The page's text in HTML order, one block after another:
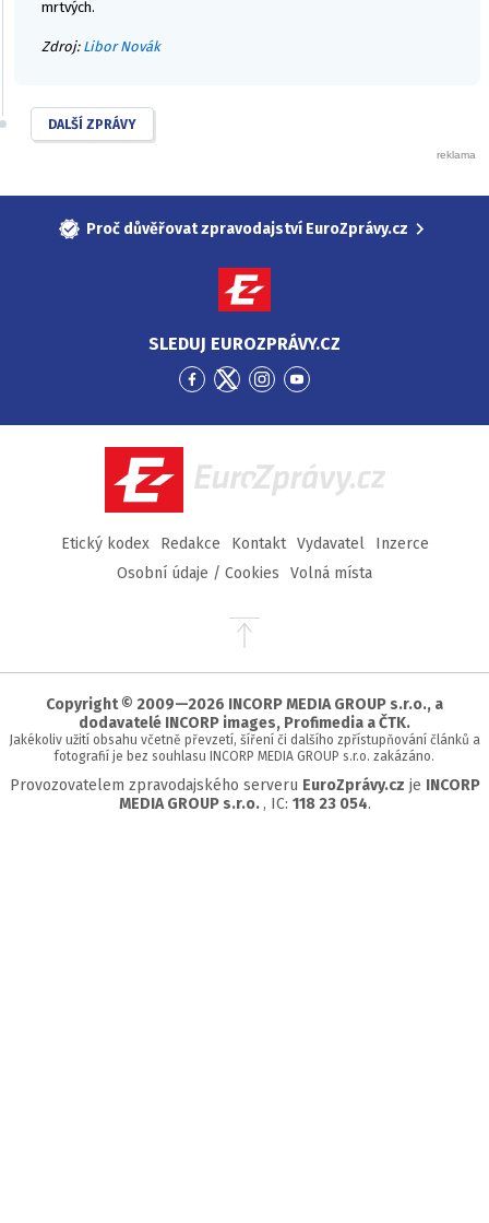
mrtvých.
Zdroj: Libor Novák
DALŠÍ ZPRÁVY
Proč důvěřovat zpravodajství EuroZprávy.cz
SLEDUJ EUROZPRÁVY.CZ
Přejít
Facebook
Přejít
Twitter
Přejít
Instagram
Přejít
YouTube
EuroZprávy.cz
Etický kodex Redakce Kontakt Vydavatel
Inzerce
Osobní údaje / Cookies
Volná místa
Přejít
stránky
Copyright © 2009—2026 INCORP MEDIA GROUP s.r.o., a
dodavatelé INCORP images, Profimedia a ČTK.
Jakékoliv užití obsahu včetně převzetí, šíření či dalšího zpřístupňování článků a
fotografií je bez souhlasu INCORP MEDIA GROUP s.r.o. zakázáno.
Provozovatelem zpravodajského serveru EuroZprávy.cz je INCORP
MEDIA GROUP s.r.o. , IC: 118 23 054.